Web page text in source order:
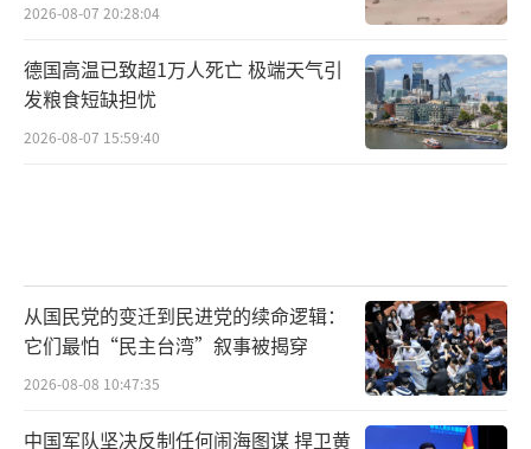
2026-08-07 20:28:04
德国高温已致超1万人死亡 极端天气引
发粮食短缺担忧
2026-08-07 15:59:40
从国民党的变迁到民进党的续命逻辑：
它们最怕“民主台湾”叙事被揭穿
2026-08-08 10:47:35
中国军队坚决反制任何闹海图谋 捍卫黄